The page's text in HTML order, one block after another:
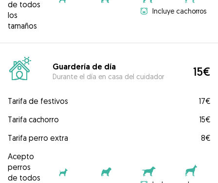
de todos
los
tamaños
Incluye cachorros
Guardería de día
Durante el día en casa del cuidador 15€
Tarifa de festivos
17€
Tarifa cachorro
15€
Tarifa perro extra
8€
Acepto
perros
de todos